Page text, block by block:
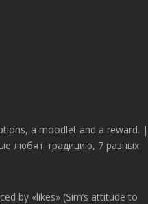
a moodlet and a reward. |
любят традицию, 7 разных
by «likes» (Sim’s attitude to